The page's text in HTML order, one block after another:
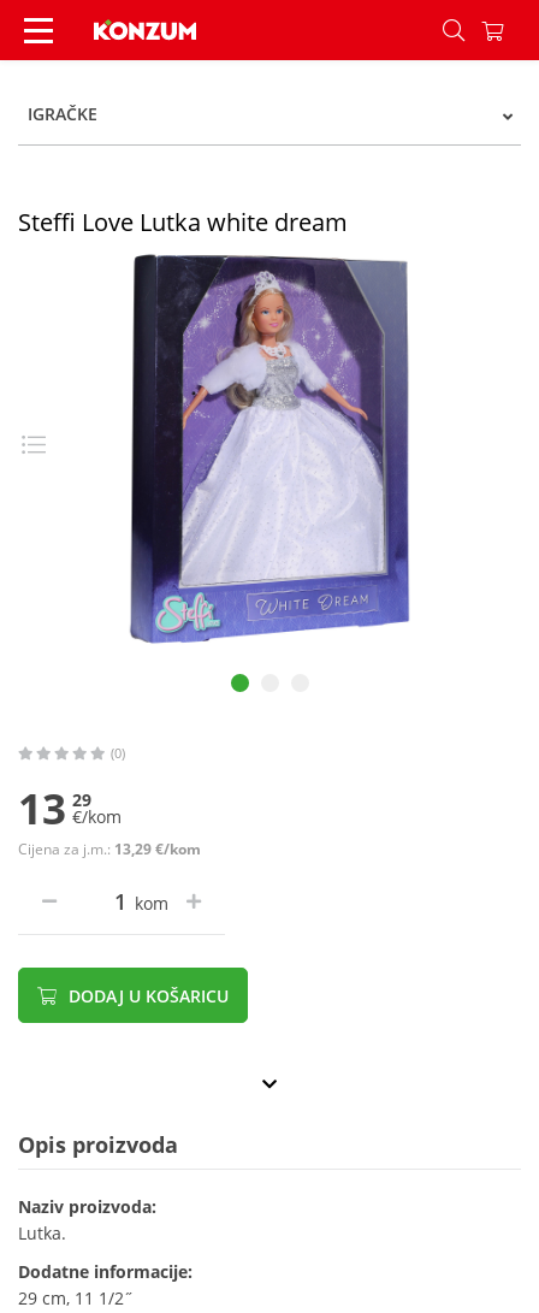
Steffi Love Lutka white dream - Konzum
IGRAČKE
Steffi Love Lutka white dream
(0)
13 29
€/kom
Cijena za j.m.: 13,29 €/kom
kom
DODAJ U KOŠARICU
Opis proizvoda
Naziv proizvoda:
Lutka.
Dodatne informacije:
29 cm, 11 1/2˝